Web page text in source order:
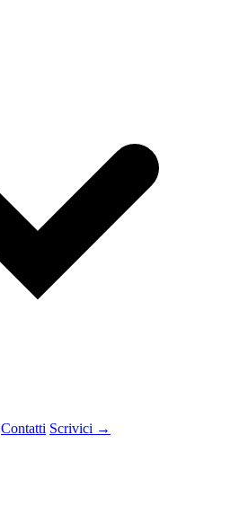
Contatti Scrivici →